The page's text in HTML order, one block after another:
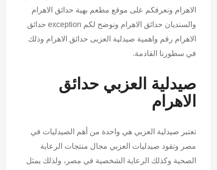
الاهرام ونعرفكم على موقع مطعم بهية حدائق الاهرام
والسنديان حدائق الاهرام ونوضح لكم exception حدائق
الاهرام رقم واهمية صيدلية العزبى حدائق الاهرام وذلك
في سطورنا القادمة.
صيدلية العزبي حدائق
الاهرام
تعتبر صيدلية العزبي هي واحدة من أهم الصيدليات في
مصر وتقود صيدليات العزبي مجال منتجات الرعاية
الصحية وكذلك الرعاية الشخصية في مصر، ولذلك يمثل